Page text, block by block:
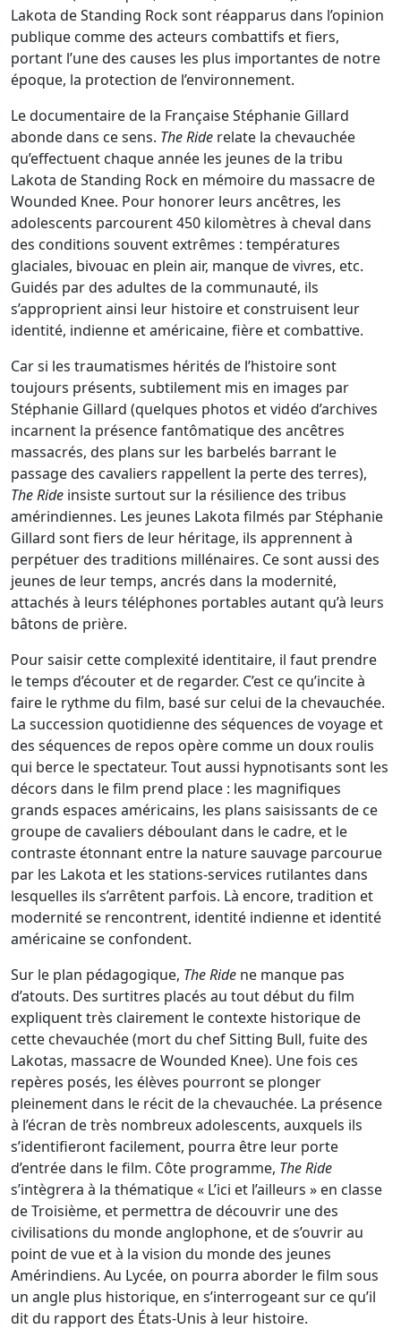
Lakota de Standing Rock sont réapparus dans l’opinion
publique comme des acteurs combattifs et fiers,
portant l’une des causes les plus importantes de notre
époque, la protection de l’environnement.
Le documentaire de la Française Stéphanie Gillard
abonde dans ce sens. The Ride relate la chevauchée
qu’effectuent chaque année les jeunes de la tribu
Lakota de Standing Rock en mémoire du massacre de
Wounded Knee. Pour honorer leurs ancêtres, les
adolescents parcourent 450 kilomètres à cheval dans
des conditions souvent extrêmes : températures
glaciales, bivouac en plein air, manque de vivres, etc.
Guidés par des adultes de la communauté, ils
s’approprient ainsi leur histoire et construisent leur
identité, indienne et américaine, fière et combattive.
Car si les traumatismes hérités de l’histoire sont
toujours présents, subtilement mis en images par
Stéphanie Gillard (quelques photos et vidéo d’archives
incarnent la présence fantômatique des ancêtres
massacrés, des plans sur les barbelés barrant le
passage des cavaliers rappellent la perte des terres),
The Ride insiste surtout sur la résilience des tribus
amérindiennes. Les jeunes Lakota filmés par Stéphanie
Gillard sont fiers de leur héritage, ils apprennent à
perpétuer des traditions millénaires. Ce sont aussi des
jeunes de leur temps, ancrés dans la modernité,
attachés à leurs téléphones portables autant qu’à leurs
bâtons de prière.
Pour saisir cette complexité identitaire, il faut prendre
le temps d’écouter et de regarder. C’est ce qu’incite à
faire le rythme du film, basé sur celui de la chevauchée.
La succession quotidienne des séquences de voyage et
des séquences de repos opère comme un doux roulis
qui berce le spectateur. Tout aussi hypnotisants sont les
décors dans le film prend place : les magnifiques
grands espaces américains, les plans saisissants de ce
groupe de cavaliers déboulant dans le cadre, et le
contraste étonnant entre la nature sauvage parcourue
par les Lakota et les stations-services rutilantes dans
lesquelles ils s’arrêtent parfois. Là encore, tradition et
modernité se rencontrent, identité indienne et identité
américaine se confondent.
Sur le plan pédagogique, The Ride ne manque pas
d’atouts. Des surtitres placés au tout début du film
expliquent très clairement le contexte historique de
cette chevauchée (mort du chef Sitting Bull, fuite des
Lakotas, massacre de Wounded Knee). Une fois ces
repères posés, les élèves pourront se plonger
pleinement dans le récit de la chevauchée. La présence
à l’écran de très nombreux adolescents, auxquels ils
s’identifieront facilement, pourra être leur porte
d’entrée dans le film. Côte programme, The Ride
s’intègrera à la thématique « L’ici et l’ailleurs » en classe
de Troisième, et permettra de découvrir une des
civilisations du monde anglophone, et de s’ouvrir au
point de vue et à la vision du monde des jeunes
Amérindiens. Au Lycée, on pourra aborder le film sous
un angle plus historique, en s’interrogeant sur ce qu’il
dit du rapport des États-Unis à leur histoire.